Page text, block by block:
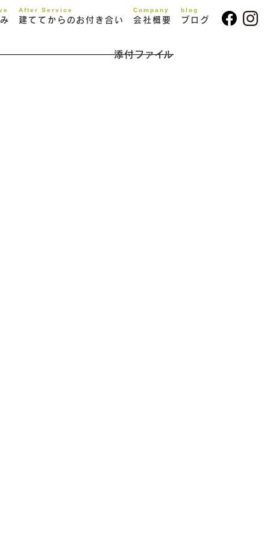
After Service
建ててからのお付き合い
Company
会社概要
blog
ブログ
添付ファイル